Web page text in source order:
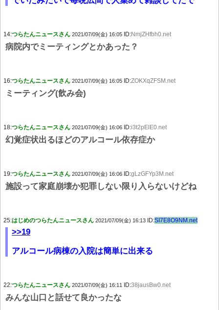
14:つらたんニュースさん 2021/07/09(金) 16:05 ID:NmjZHfbh0.net
病院内でミーティングとかあった？
16:つらたんニュースさん 2021/07/09(金) 16:05 ID:ZOKXqZFSM.net
ミーティング(飲み会)
18:つらたんニュースさん 2021/07/09(金) 16:06 ID:i3t2pElE0.net
幻覚症状出るほどのアルコール依存症か
19:つらたんニュースさん 2021/07/09(金) 16:06 ID:gLzGFYp3M.net
施設って家庭崩壊か犯罪しない限り入らないけどね
25:はじめのつらたんニュースさん 2021/07/09(金) 16:13 ID:SI7E8O9NM.net
>>19
アルコール病棟の入院は簡単に出来る
22:つらたんニュースさん 2021/07/09(金) 16:11 ID:38jausBw0.net
みんな山口と話せて良かったな